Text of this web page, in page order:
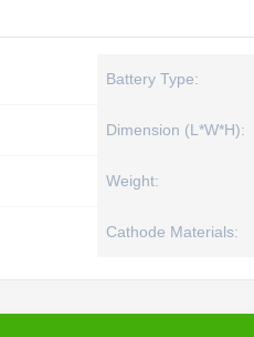
Battery Type:
Dimension (L*W*H):
Weight:
Cathode Materials: